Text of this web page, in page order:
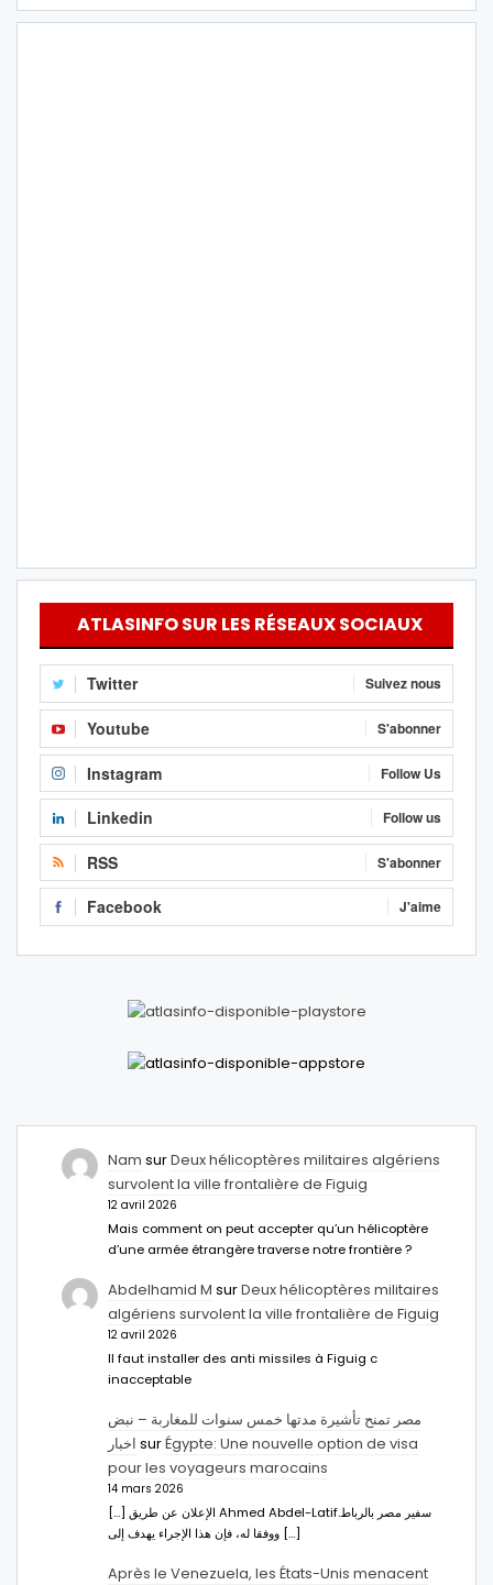
ATLASINFO SUR LES RÉSEAUX SOCIAUX
Twitter Suivez nous
Youtube S'abonner
Instagram Follow Us
Linkedin Follow us
RSS S'abonner
Facebook J'aime
Nam surDeux hélicoptères militaires algériens
survolent la ville frontalière de Figuig
12 avril 2026
Mais comment on peut accepter qu’un hélicoptère
d’une armée étrangère traverse notre frontière ?
Abdelhamid M surDeux hélicoptères militaires
algériens survolent la ville frontalière de Figuig
12 avril 2026
Il faut installer des anti missiles à Figuig c
inacceptable
مصر تمنح تأشيرة مدتها خمس سنوات للمغاربة – نبض
اخبار surÉgypte: Une nouvelle option de visa
pour les voyageurs marocains
14 mars 2026
[…] الإعلان عن طريق Ahmed Abdel-Latifسفير مصر بالرباط.
ووفقا له، فإن هذا الإجراء يهدف إلى […]
Après le Venezuela, les États-Unis menacent